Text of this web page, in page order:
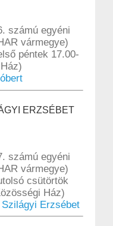
számú egyéni
vármegye)
péntek 17.00-
ERZSÉBET
számú egyéni
vármegye)
csütörtök
Ház)
Erzsébet